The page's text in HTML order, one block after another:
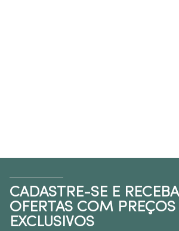
CADASTRE-SE E RECEBA
OFERTAS COM PREÇOS
EXCLUSIVOS